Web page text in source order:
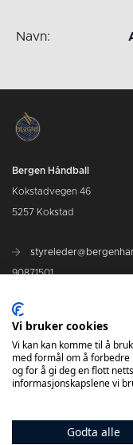
Navn:
Bergen Håndball
Kokstadvegen 46
5257 Kokstad
90871501
Kamper Bergen
Vi bruker cookies
Vi kan kan komme til å
med formål om å
og for å gi deg en flott
informasjonskapslene vi
Godta alle